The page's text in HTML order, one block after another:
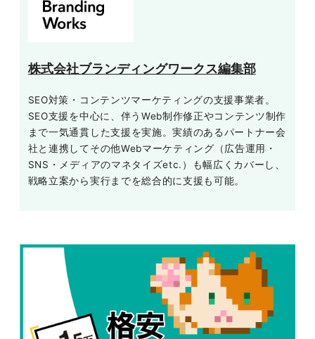
株式会社ブランディングワークス編集部
SEO対策・コンテンツマーケティングの支援事業者。
SEO支援を中心に、伴うWeb制作修正やコンテンツ制作
まで一気通貫した支援を実施。実績のあるパートナー会
社と連携してその他Webマーケティング（広告運用・
SNS・メディアのマネタイズetc.）も幅広くカバーし、
戦略立案から実行までを総合的に支援も可能。